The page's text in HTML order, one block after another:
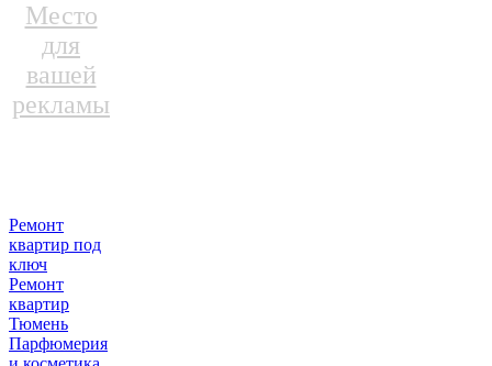
Место
для
вашей
рекламы
Ремонт
квартир под
ключ
Ремонт
квартир
Тюмень
Парфюмерия